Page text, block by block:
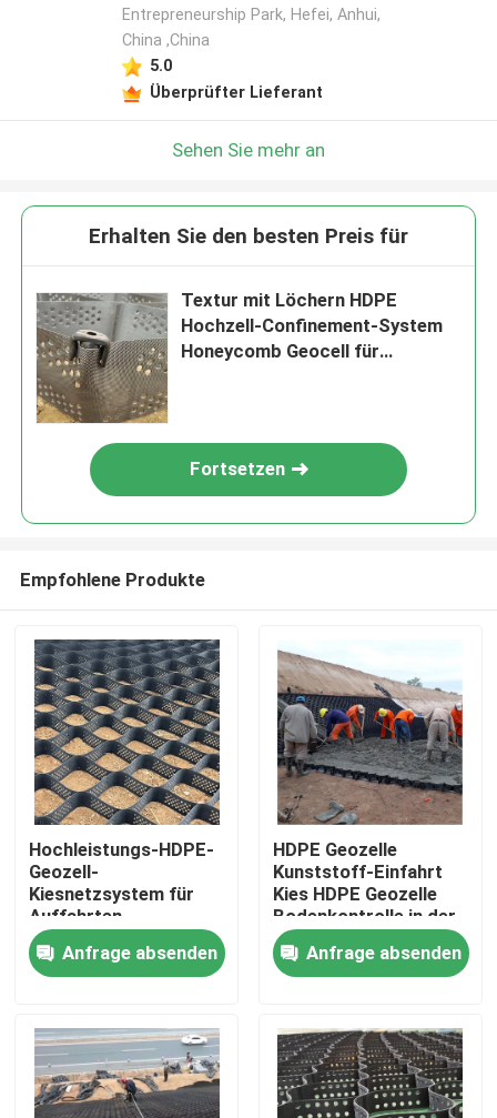
Startseite
Produkte
Videos
Entrepreneurship Park, Hefei, Anhui,
China ,China
5.0
Überprüfter Lieferant
Sehen Sie mehr an
Erhalten Sie den besten Preis für
Textur mit Löchern HDPE
Hochzell-Confinement-System
Honeycomb Geocell für
Fortsetzen
Empfohlene Produkte
Hochleistungs-HDPE-
Geozell-
Kiesnetzsystem für
Auffahrten,
Bodenstabilisierung,
Hangschutz und
Stützmauerverstärkung
Anfrage absenden
HDPE Geozelle
Kunststoff-Einfahrt
Kies HDPE Geozelle
Bodenkontrolle in der
Straße zur
Straßenverstärkung
Böschungsschutz
Autobahn
Anfrage absenden